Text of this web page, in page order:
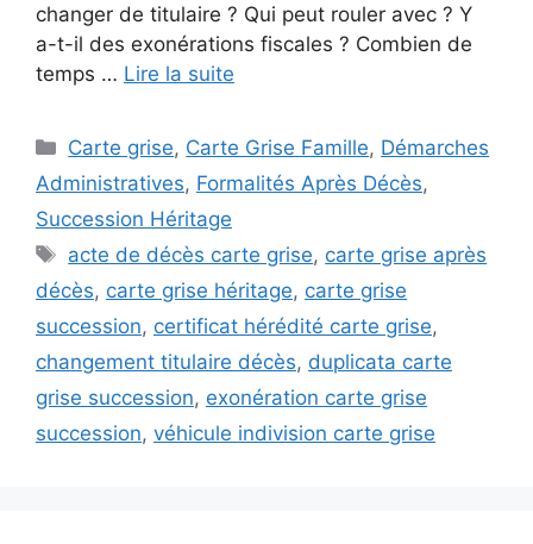
changer de titulaire ? Qui peut rouler avec ? Y
a-t-il des exonérations fiscales ? Combien de
temps … Lire la suite
Catégories
Carte grise, Carte Grise Famille, Démarches
Administratives, Formalités Après Décès,
Succession Héritage
Étiquettes
acte de décès carte grise, carte grise après
décès, carte grise héritage, carte grise
succession, certificat hérédité carte grise,
changement titulaire décès, duplicata carte
grise succession, exonération carte grise
succession, véhicule indivision carte grise